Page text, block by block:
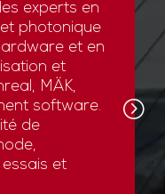
experts en
photonique
et en
et
MÄK,
software.
de
et